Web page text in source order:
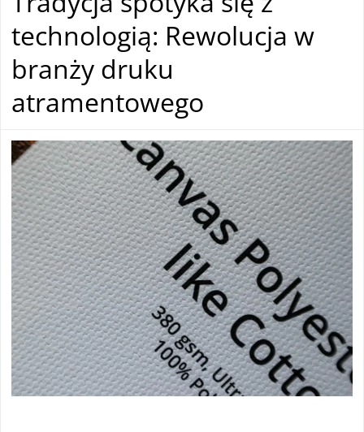
technologią: Rewolucja w
branży druku
atramentowego